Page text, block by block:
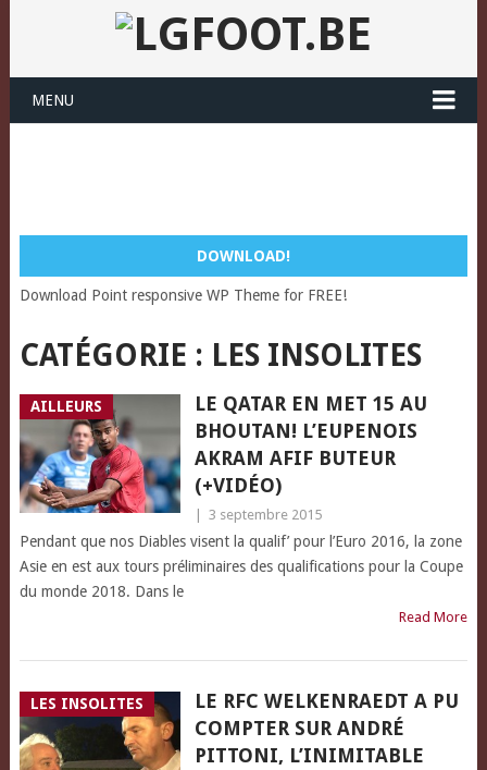
MENU
DOWNLOAD!
Download Point responsive WP Theme for FREE!
CATÉGORIE : LES INSOLITES
AILLEURS
LE QATAR EN MET 15 AU
BHOUTAN! L’EUPENOIS
AKRAM AFIF BUTEUR
(+VIDÉO)
3 septembre 2015
Pendant que nos Diables visent la qualif’ pour l’Euro 2016, la zone
Asie en est aux tours préliminaires des qualifications pour la Coupe
du monde 2018. Dans le
Read More
LES INSOLITES
LE RFC WELKENRAEDT A PU
COMPTER SUR ANDRÉ
PITTONI, L’INIMITABLE